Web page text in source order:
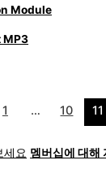
Module
MP3
1 … 10 11
세요 멤버십에 대해